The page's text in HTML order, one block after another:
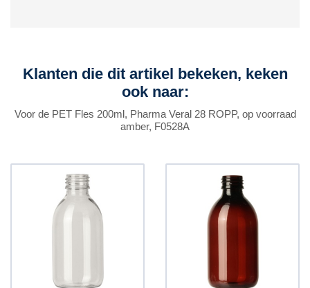
Klanten die dit artikel bekeken, keken
ook naar:
Voor de PET Fles 200ml, Pharma Veral 28 ROPP, op voorraad
amber, F0528A